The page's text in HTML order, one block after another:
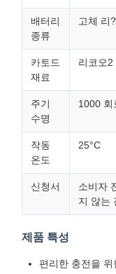
배터리
종류
고체 리
카토드
재료
리코오2
주기
수명
1000 회
작동
온도
25°C
신청서
소비자
지 않는
제품 특성
편리한 충전을